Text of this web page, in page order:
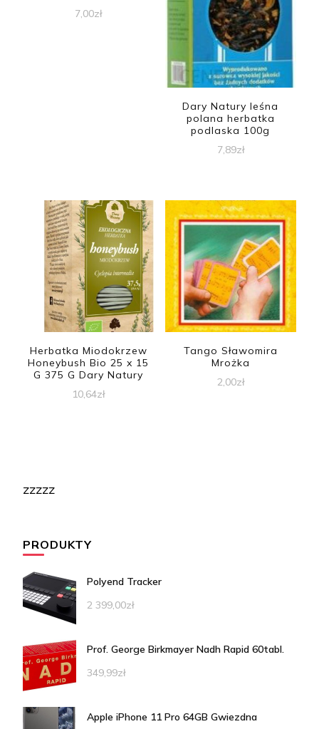
7,00zł
Dary Natury leśna
polana herbatka
podlaska 100g
7,89zł
Herbatka Miodokrzew
Honeybush Bio 25 x 15
G 375 G Dary Natury
10,64zł
Tango Sławomira
Mrożka
2,00zł
zzzzz
PRODUKTY
Polyend Tracker
2 399,00zł
Prof. George Birkmayer Nadh Rapid 60tabl.
349,99zł
Apple iPhone 11 Pro 64GB Gwiezdna